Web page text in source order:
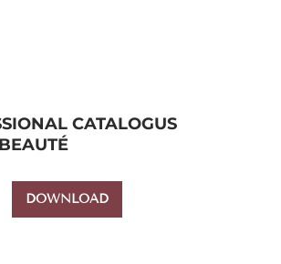
CATALOGUS
DOWNLOAD